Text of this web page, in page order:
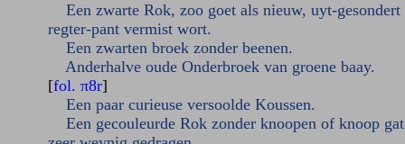
Een zwarte Rok, zoo goet als nieuw, uyt-gesondert
regter-pant vermist wort.
Een zwarten broek zonder beenen.
Anderhalve oude Onderbroek van groene baay.
[fol. π8r]
Een paar curieuse versoolde Koussen.
Een gecouleurde Rok zonder knoopen of knoop